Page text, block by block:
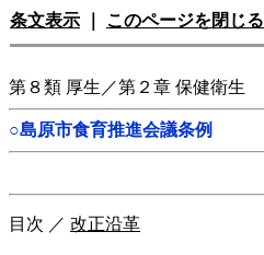
条文表示 このページを閉じる
第８類 厚生／第２章 保健衛生
○島原市食育推進会議条例
目次 ／ 改正沿革